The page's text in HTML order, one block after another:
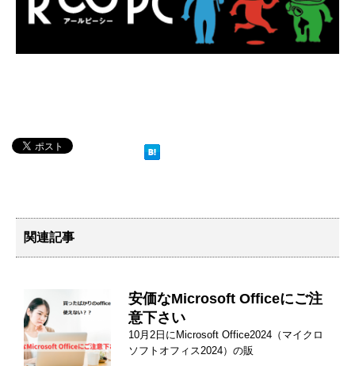
関連記事
安価なMicrosoft Officeにご注
意下さい
10月2日にMicrosoft Office2024（マイクロ
ソフトオフィス2024）の販